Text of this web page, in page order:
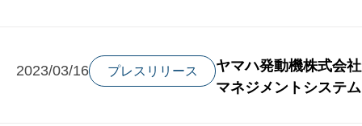
2023/03/16 プレスリリース
ヤマハ発動機株式会
マネジメントシステ